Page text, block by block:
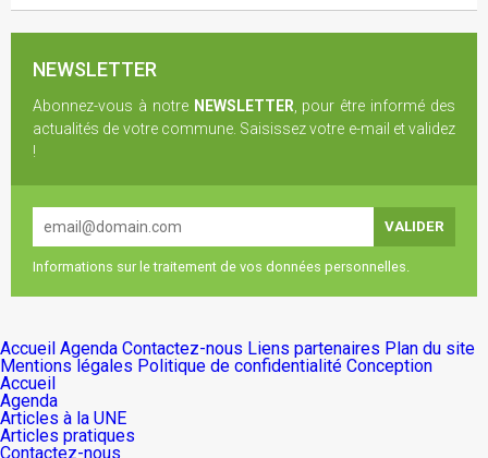
NEWSLETTER
Abonnez-vous à notre NEWSLETTER , pour être informé des
actualités de votre commune. Saisissez votre e-mail et validez
!
Informations sur le traitement de vos données personnelles.
Accueil Agenda Contactez-nous Liens partenaires Plan du site
Mentions légales Politique de confidentialité Conception
Accueil
Agenda
Articles à la UNE
Articles pratiques
Contactez-nous